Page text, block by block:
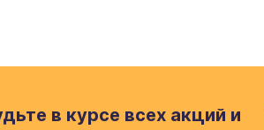
в курсе всех акций и